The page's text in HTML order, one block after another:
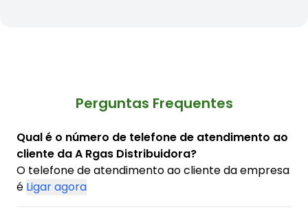
Perguntas Frequentes
Qual é o número de telefone de atendimento ao
cliente da A Rgas Distribuidora?
O telefone de atendimento ao cliente da empresa
é Ligar agora